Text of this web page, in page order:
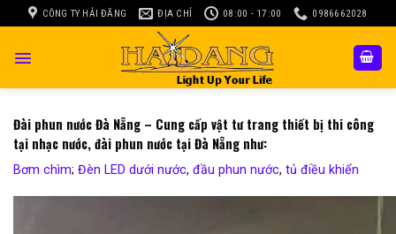
to
CÔNG TY HẢI ĐĂNG ĐỊA CHỈ 08:00 - 17:00 0986662028
Đài phun nước Đà Nẵng – Cung cấp vật tư trang thiết bị thi công
tại nhạc nước, đài phun nước tại Đà Nẵng như:
Bơm chìm; Đèn LED dưới nước, đầu phun nước, tủ điều khiển